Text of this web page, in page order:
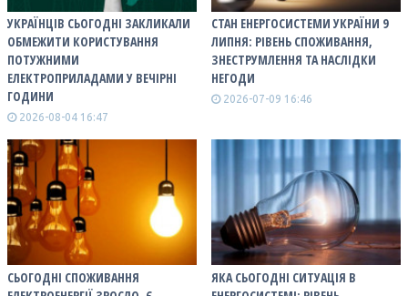
УКРАЇНЦІВ СЬОГОДНІ ЗАКЛИКАЛИ
ОБМЕЖИТИ КОРИСТУВАННЯ
ПОТУЖНИМИ
ЕЛЕКТРОПРИЛАДАМИ У ВЕЧІРНІ
ГОДИНИ
2026-08-04 16:47
СТАН ЕНЕРГОСИСТЕМИ УКРАЇНИ 9
ЛИПНЯ: РІВЕНЬ СПОЖИВАННЯ,
ЗНЕСТРУМЛЕННЯ ТА НАСЛІДКИ
НЕГОДИ
2026-07-09 16:46
СЬОГОДНІ СПОЖИВАННЯ
ЯКА СЬОГОДНІ СИТУАЦІЯ В